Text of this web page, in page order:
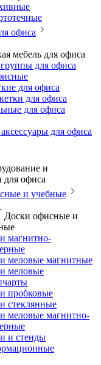
офиса
мебель для офиса
для офиса
для офиса
для офиса
для офиса
для офиса
и
для офиса
и учебные
Доски офисные и
магнитно-
меловые магнитные
меловые
пробковые
стеклянные
меловые магнитно-
и стенды